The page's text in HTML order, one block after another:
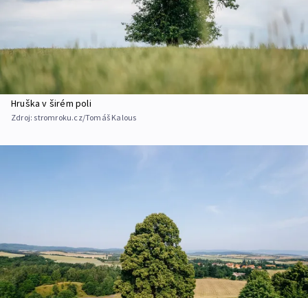
Hruška v širém poli
Zdroj: stromroku.cz/Tomáš Kalous